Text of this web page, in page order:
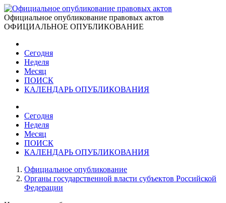
Официальное опубликование правовых актов
ОФИЦИАЛЬНОЕ ОПУБЛИКОВАНИЕ
Сегодня
Неделя
Месяц
ПОИСК
КАЛЕНДАРЬ ОПУБЛИКОВАНИЯ
Сегодня
Неделя
Месяц
ПОИСК
КАЛЕНДАРЬ ОПУБЛИКОВАНИЯ
Официальное опубликование
Органы государственной власти субъектов Российской
Федерации